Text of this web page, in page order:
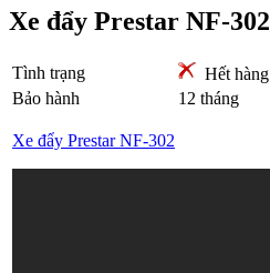
Xe đẩy Prestar NF-302
Tình trạng
Hết hàng
Bảo hành
12 tháng
Xe đẩy Prestar NF-302